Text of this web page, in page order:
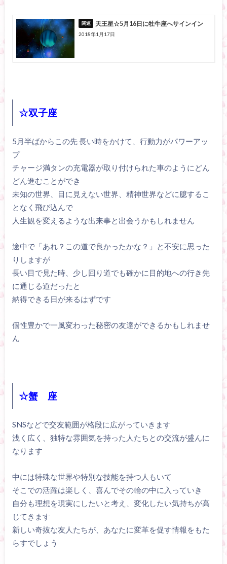
天王星☆5月16日に牡牛座へサインイン
2018年1月17日
☆双子座
5月半ばからこの先 長い時をかけて、行動力がパワーアッ
プ
チャージ満タンの充電器が取り付けられた車のようにどん
どん進むことができ
未知の世界、目に見えない世界、精神世界などに臆するこ
となく飛び込んで
人生観を変えるような出来事と出会うかもしれません
途中で「あれ？この道で良かったかな？」と不安に思った
りしますが
長い目で見た時、少し回り道でも確かに目的地への行き先
に通じる道だったと
納得できる日が来るはずです
個性豊かで一風変わった秘密の友達ができるかもしれませ
ん
☆蟹 座
SNSなどで交友範囲が格段に広がっていきます
浅く広く、独特な雰囲気を持った人たちとの交流が盛んに
なります
中には特殊な世界や特別な技能を持つ人もいて
そこでの活躍は楽しく、喜んでその輪の中に入っていき
自分も理想を現実にしたいと考え、変化したい気持ちが高
じてきます
新しい奇抜な友人たちが、あなたに変革を促す情報をもた
らすでしょう